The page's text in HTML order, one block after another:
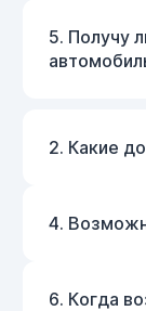
5. Получу
2. Какие
4.
6. Когда